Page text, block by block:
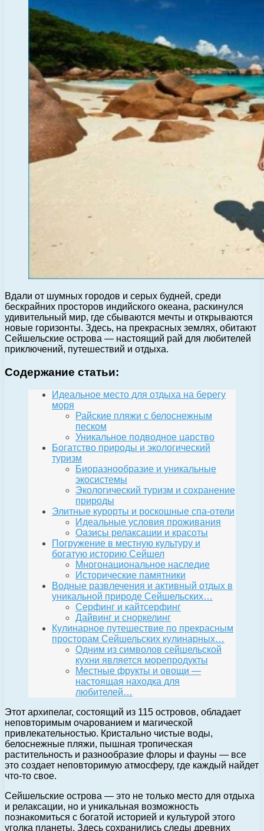
Вдали от шумных городов и серых будней, среди
бескрайних просторов индийского океана, раскинулся
удивительный мир, где сбываются мечты и открываются
новые горизонты. Здесь, на прекрасных землях, обитают
Сейшельские острова — настоящий рай для любителей
приключений, путешествий и отдыха.
Содержание статьи:
Идеальное место для отдыха на берегу
моря
Райские пляжи с белоснежным
песком
Уникальное подводное царство
Богатство природы и экологический
туризм
Биоразнообразие и уникальные
экосистемы
Экологический туризм и сохранение
природы
Элитные курорты и роскошные спа-отели
Идеальные условия проживания
Оазисы релаксации и красоты
Погружение в местную культуру и
богатую историю Сейшел
Многонациональное наследие
Исторические памятники
Водные развлечения и активный отдых в
уникальной природе Сейшельских…
Серфинг и кайтсерфинг
Дайвинг и сноркелинг
Кулинарное путешествие по прекрасным
просторам Сейшельских кулинарных…
Одним из символов сейшельской
кухни является морепродукты
Местные фрукты и овощи —
настоящая находка для
любителей…
Этот архипелаг, состоящий из 115 островов, обладает
неповторимым очарованием и магической
привлекательностью. Кристально чистые воды,
белоснежные пляжи, пышная тропическая
растительность и разнообразие флоры и фауны — все
это создает неповторимую атмосферу, где каждый найдет
что-то свое.
Сейшельские острова — это не только место для отдыха
и релаксации, но и уникальная возможность
познакомиться с богатой историей и культурой этого
уголка планеты. Здесь сохранились следы древних